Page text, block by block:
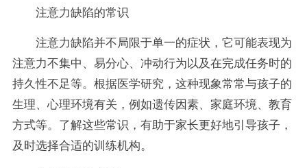
注意力缺陷的常识
注意力缺陷并不局限于单一的症状，它可能表现为
注意力不集中、易分心、冲动行为以及在完成任务时的
持久性不足等。根据医学研究，这种现象常常与孩子的
生理、心理环境有关，例如遗传因素、家庭环境、教育
方式等。了解这些常识，有助于家长更好地引导孩子，
及时选择合适的训练机构。